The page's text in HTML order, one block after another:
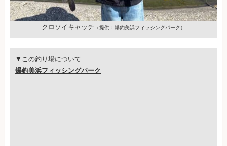
クロソイキャッチ （提供：爆釣美浜フィッシングパーク）
▼この釣り場について
爆釣美浜フィッシングパーク